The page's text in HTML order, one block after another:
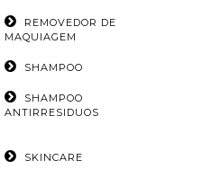
REMOVEDOR DE
MAQUIAGEM
SHAMPOO
SHAMPOO
ANTIRRESIDUOS
SKINCARE